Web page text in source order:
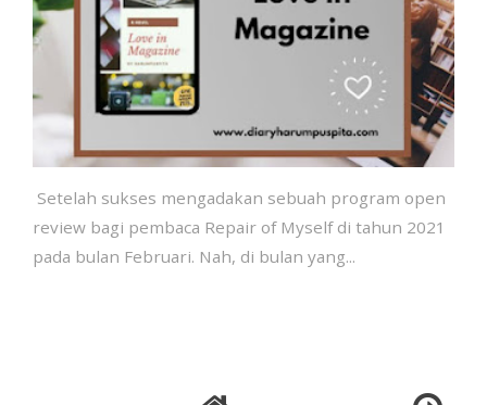
Setelah sukses mengadakan sebuah program open
review bagi pembaca Repair of Myself di tahun 2021
pada bulan Februari. Nah, di bulan yang...